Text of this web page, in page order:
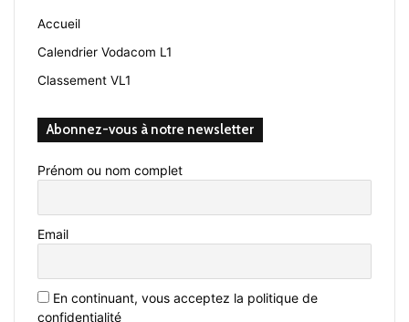
Accueil
Calendrier Vodacom L1
Classement VL1
Abonnez-vous à notre newsletter
Prénom ou nom complet
Email
En continuant, vous acceptez la politique de
confidentialité